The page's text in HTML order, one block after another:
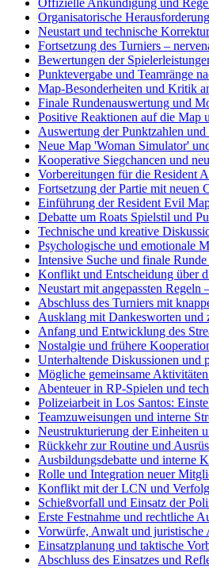
Offizielle Ankündigung und
Organisatorische
Neustart und technische
Fortsetzung des Turniers –
Bewertungen der
Punktevergabe und Teamränge
Map-Besonderheiten und Kritik
Finale Rundenauswertung und
Positive Reaktionen auf die Map
Auswertung der Punktzahlen
Neue Map 'Woman Simulator'
Kooperative Siegchancen und
Vorbereitungen für die Resident
Fortsetzung der Partie mit neuen
Einführung der Resident Evil
Debatte um Roats Spielstil und
Technische und kreative
Psychologische und emotionale
Intensive Suche und finale
Konflikt und Entscheidung über
Neustart mit angepassten
Abschluss des Turniers mit
Ausklang mit Dankesworten und
Anfang und Entwicklung des
Nostalgie und frühere
Unterhaltende Diskussionen und
Mögliche gemeinsame
Abenteuer in RP-Spielen und
Polizeiarbeit in Los Santos:
Teamzuweisungen und interne
Neustrukturierung der Einheiten
Rückkehr zur Routine und
Ausbildungsdebatte und interne
Rolle und Integration neuer
Konflikt mit der LCN und
Schießvorfall und Einsatz der
Erste Festnahme und rechtliche
Vorwürfe, Anwalt und juristische
Einsatzplanung und taktische
Abschluss des Einsatzes und